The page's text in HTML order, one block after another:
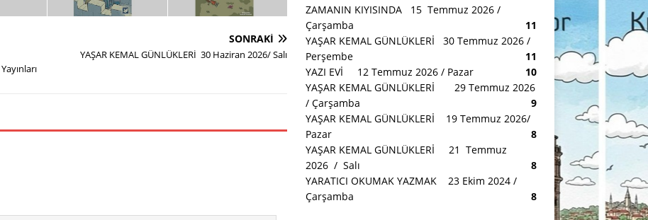
SONRAKI
YAŞAR KEMAL GÜNLÜKLERİ 30 Haziran 2026/ Salı
ZAMANIN KIYISINDA 15 Temmuz 2026 /
Çarşamba
11
YAŞAR KEMAL GÜNLÜKLERİ 30 Temmuz 2026 /
Perşembe
11
YAZI EVİ 12 Temmuz 2026 / Pazar
10
YAŞAR KEMAL GÜNLÜKLERİ 29 Temmuz 2026
/ Çarşamba
9
YAŞAR KEMAL GÜNLÜKLERİ 19 Temmuz 2026/
Pazar
8
YAŞAR KEMAL GÜNLÜKLERİ 21 Temmuz
2026 / Salı
8
YARATICI OKUMAK YAZMAK 23 Ekim 2024 /
Çarşamba
8